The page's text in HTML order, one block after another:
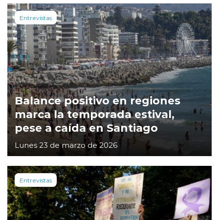
Entrevistas
Balance positivo en regiones
marca la temporada estival,
pese a caída en Santiago
Lunes 23 de marzo de 2026
Entrevistas